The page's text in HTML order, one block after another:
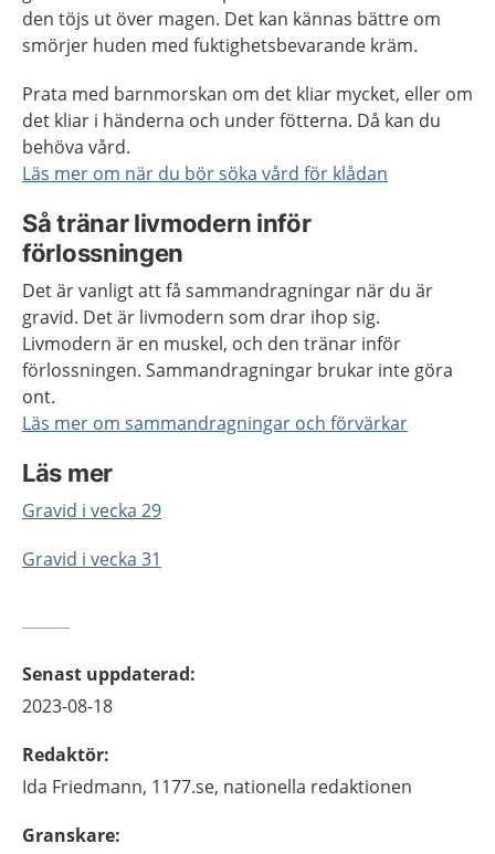
den töjs ut över magen. Det kan kännas bättre om
smörjer huden med fuktighetsbevarande kräm.
Prata med barnmorskan om det kliar mycket, eller om
det kliar i händerna och under fötterna. Då kan du
behöva vård.
Läs mer om när du bör söka vård för klådan
Så tränar livmodern inför
förlossningen
Det är vanligt att få sammandragningar när du är
gravid. Det är livmodern som drar ihop sig.
Livmodern är en muskel, och den tränar inför
förlossningen. Sammandragningar brukar inte göra
ont.
Läs mer om sammandragningar och förvärkar
Läs mer
Gravid i vecka 29
Gravid i vecka 31
Senast uppdaterad:
2023-08-18
Redaktör:
Ida Friedmann, 1177.se, nationella redaktionen
Granskare: